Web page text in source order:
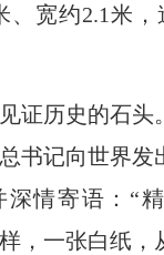
、宽约2.1米
历史的石头
书记向世界发
深情寄语：“
，一张白纸，